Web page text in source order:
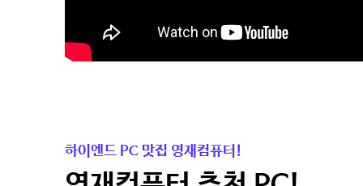
하이엔드 PC 맛집 영재컴퓨터!